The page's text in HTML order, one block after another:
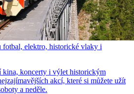
fotbal, elektro, historické vlaky i
kina, koncerty i výlet historickým
akcí, které si můžete užít
a neděle.